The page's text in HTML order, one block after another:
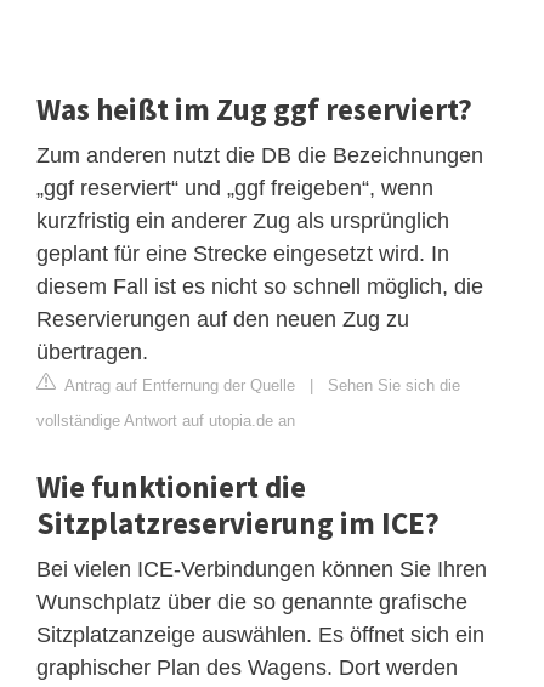
Was heißt im Zug ggf reserviert?
Zum anderen nutzt die DB die Bezeichnungen
„ggf reserviert“ und „ggf freigeben“, wenn
kurzfristig ein anderer Zug als ursprünglich
geplant für eine Strecke eingesetzt wird. In
diesem Fall ist es nicht so schnell möglich, die
Reservierungen auf den neuen Zug zu
übertragen.
Antrag auf Entfernung der Quelle
Sehen Sie sich die
vollständige Antwort auf utopia.de an
Wie funktioniert die
Sitzplatzreservierung im ICE?
Bei vielen ICE-Verbindungen können Sie Ihren
Wunschplatz über die so genannte grafische
Sitzplatzanzeige auswählen. Es öffnet sich ein
graphischer Plan des Wagens. Dort werden